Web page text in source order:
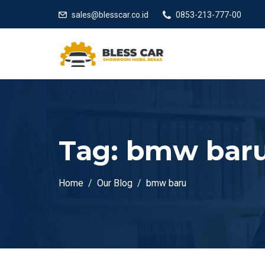
sales@blesscar.co.id 0853-213-777-00
Tag: bmw
Home Our Blog bmw baru